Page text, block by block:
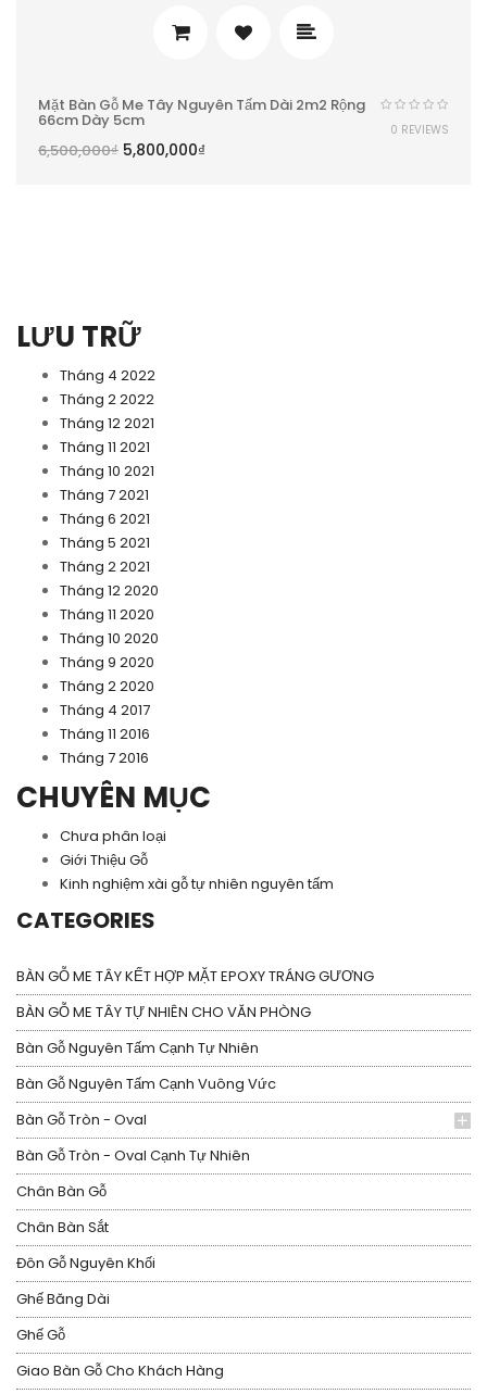
LƯU TRỮ
Tháng 4 2022
Tháng 2 2022
Tháng 12 2021
Tháng 11 2021
Tháng 10 2021
Tháng 7 2021
Tháng 6 2021
Tháng 5 2021
Tháng 2 2021
Tháng 12 2020
Tháng 11 2020
Tháng 10 2020
Tháng 9 2020
Tháng 2 2020
Tháng 4 2017
Tháng 11 2016
Tháng 7 2016
CHUYÊN MỤC
Chưa phân loại
Giới Thiệu Gỗ
Kinh nghiệm xài gỗ tự nhiên nguyên tấm
CATEGORIES
BÀN GỖ ME TÂY KẾT HỢP MẶT EPOXY TRÁNG GƯƠNG
BÀN GỖ ME TÂY TỰ NHIÊN CHO VĂN PHÒNG
Bàn Gỗ Nguyên Tấm Cạnh Tự Nhiên
Bàn Gỗ Nguyên Tấm Cạnh Vuông Vức
Bàn Gỗ Tròn - Oval
Bàn Gỗ Tròn - Oval Cạnh Tự Nhiên
Chân Bàn Gỗ
Chân Bàn Sắt
Đôn Gỗ Nguyên Khối
Ghế Băng Dài
Ghế Gỗ
Giao Bàn Gỗ Cho Khách Hàng
Mặt Bàn Gỗ Me Tây Nguyên Tấm Dài 2m2 Rộng
66cm Dày 5cm
6,500,000₫ 5,800,000₫
0 REVIEWS